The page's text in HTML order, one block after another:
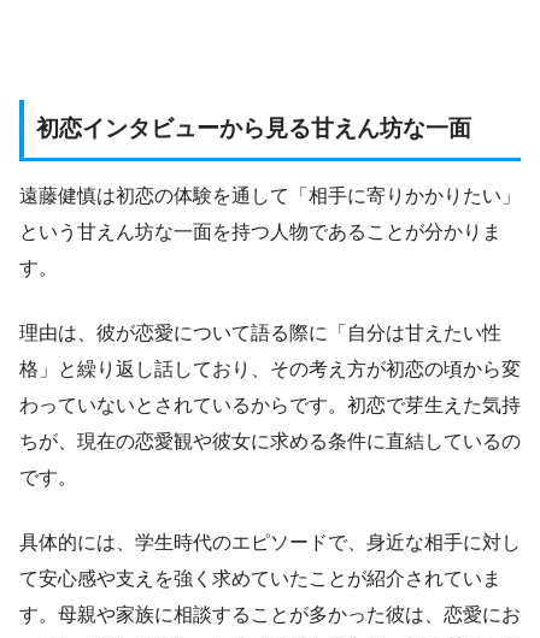
初恋インタビューから見る甘えん坊な一面
遠藤健慎は初恋の体験を通して「相手に寄りかかりたい」
という甘えん坊な一面を持つ人物であることが分かりま
す。
理由は、彼が恋愛について語る際に「自分は甘えたい性
格」と繰り返し話しており、その考え方が初恋の頃から変
わっていないとされているからです。初恋で芽生えた気持
ちが、現在の恋愛観や彼女に求める条件に直結しているの
です。
具体的には、学生時代のエピソードで、身近な相手に対し
て安心感や支えを強く求めていたことが紹介されていま
す。母親や家族に相談することが多かった彼は、恋愛にお